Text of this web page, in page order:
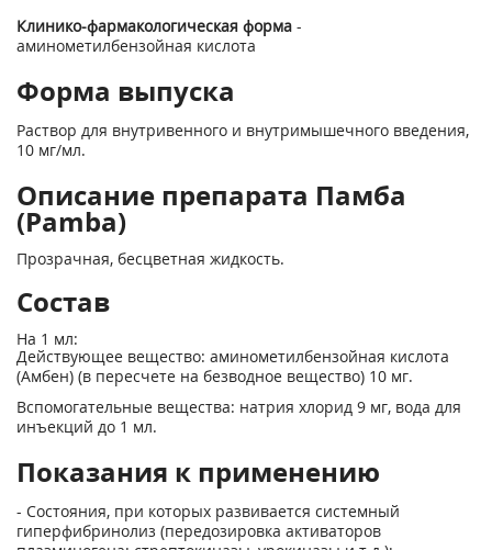
Клинико-фармакологическая форма -
аминометилбензойная кислота
Форма выпуска
Раствор для внутривенного и внутримышечного введения,
10 мг/мл.
Описание препарата Памба
(Pamba)
Прозрачная, бесцветная жидкость.
Состав
На 1 мл:
Действующее вещество: аминометилбензойная кислота
(Амбен) (в пересчете на безводное вещество) 10 мг.
Вспомогательные вещества: натрия хлорид 9 мг, вода для
инъекций до 1 мл.
Показания к применению
- Состояния, при которых развивается системный
гиперфибринолиз (передозировка активаторов